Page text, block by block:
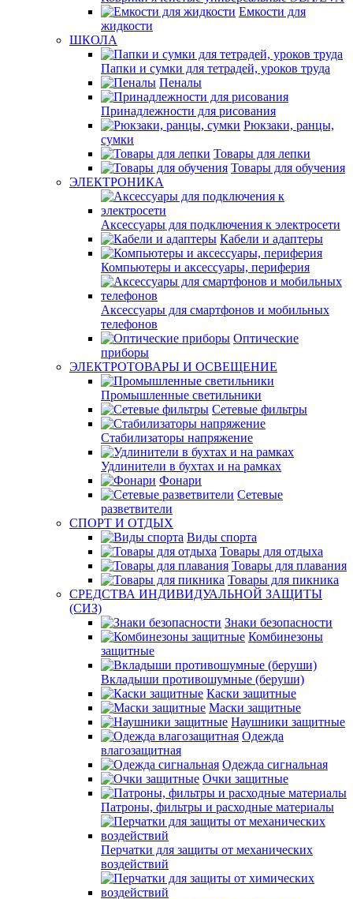
Емкости для
жидкости
ШКОЛА
Папки и сумки для тетрадей, уроков труда
Пеналы
Принадлежности для рисования
Рюкзаки, ранцы,
сумки
Товары для лепки
Товары для обучения
ЭЛЕКТРОНИКА
Аксессуары для подключения к электросети
Кабели и адаптеры
Компьютеры и аксессуары, периферия
Аксессуары для смартфонов и мобильных
телефонов
Оптические
приборы
ЭЛЕКТРОТОВАРЫ И ОСВЕЩЕНИЕ
Промышленные светильники
Сетевые фильтры
Стабилизаторы напряжение
Удлинители в бухтах и на рамках
Фонари
Сетевые
разветвители
СПОРТ И ОТДЫХ
Виды спорта
Товары для отдыха
Товары для плавания
Товары для пикника
СРЕДСТВА ИНДИВИДУАЛЬНОЙ ЗАЩИТЫ
(СИЗ)
Знаки безопасности
Комбинезоны
защитные
Вкладыши противошумные (беруши)
Каски защитные
Маски защитные
Наушники защитные
Одежда
влагозащитная
Одежда сигнальная
Очки защитные
Патроны, фильтры и расходные материалы
Перчатки для защиты от механических
воздействий